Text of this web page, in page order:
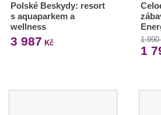
Polské Beskydy: resort
s aquaparkem a
wellness
3 987 Kč 1
1